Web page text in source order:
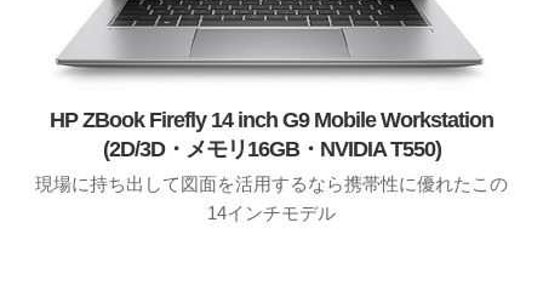
HP ZBook Firefly 14 inch G9 Mobile Workstation
(2D/3D・メモリ16GB・NVIDIA T550)
現場に持ち出して図面を活用するなら携帯性に優れたこの
14インチモデル